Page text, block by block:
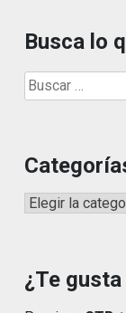
Busca lo
Buscar:
Categorías
¿Te